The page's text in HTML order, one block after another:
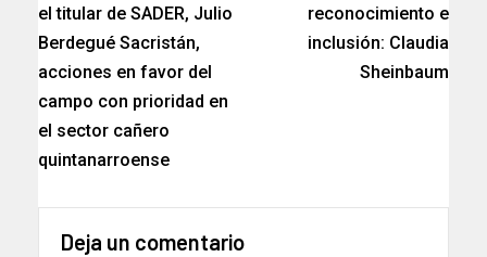
el titular de SADER, Julio
Berdegué Sacristán,
acciones en favor del
campo con prioridad en
el sector cañero
quintanarroense
reconocimiento e
inclusión: Claudia
Sheinbaum
Deja un comentario